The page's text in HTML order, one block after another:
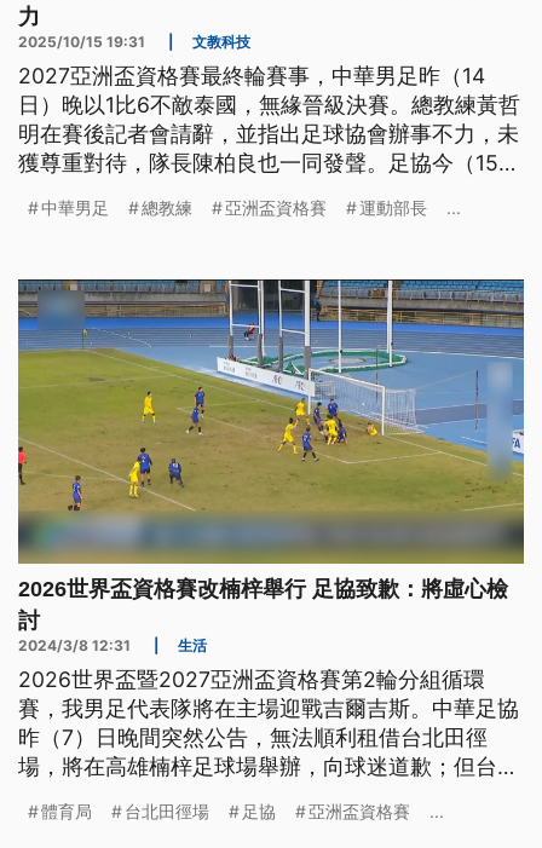
力
2025/10/15 19:31 文教科技
2027亞洲盃資格賽最終輪賽事，中華男足昨（14
日）晚以1比6不敵泰國，無緣晉級決賽。總教練黃哲
明在賽後記者會請辭，並指出足球協會辦事不力，未
獲尊重對待，隊長陳柏良也一同發聲。足協今（15）
運動部長李洋則重話批評，要求足協3天內提檢討報
中華男足 總教練 亞洲盃資格賽 運動部長 ...
2026世界盃資格賽改楠梓舉行 足協致歉：將虛心檢
討
2024/3/8 12:31 生活
2026世界盃暨2027亞洲盃資格賽第2輪分組循環
賽，我男足代表隊將在主場迎戰吉爾吉斯。中華足協
昨（7）日晚間突然公告，無法順利租借台北田徑
場，將在高雄楠梓足球場舉辦，向球迷道歉；但台北
會議，相關檔期已排滿， 足協說法誤導，深表遺
體育局 台北田徑場 足協 亞洲盃資格賽 ...